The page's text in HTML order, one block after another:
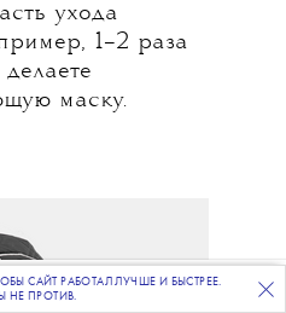
ВЕЧЕРНЮЮ РАССЫЛКУ
ухода
1–2 раза
маску.
САЙТ РАБОТАЛ ЛУЧШЕ И БЫСТРЕЕ.
НЕ ПРОТИВ.